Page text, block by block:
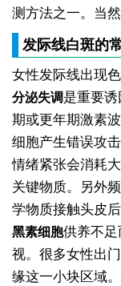
测方法之一。当
发际线白斑的
女性发际线出现
分泌失调是重要
期或更年期激素
细胞产生错误攻
情绪紧张会消耗
关键物质。另外
学物质接触头皮
黑素细胞供养不足
视。很多女性出
缘这一小块区域